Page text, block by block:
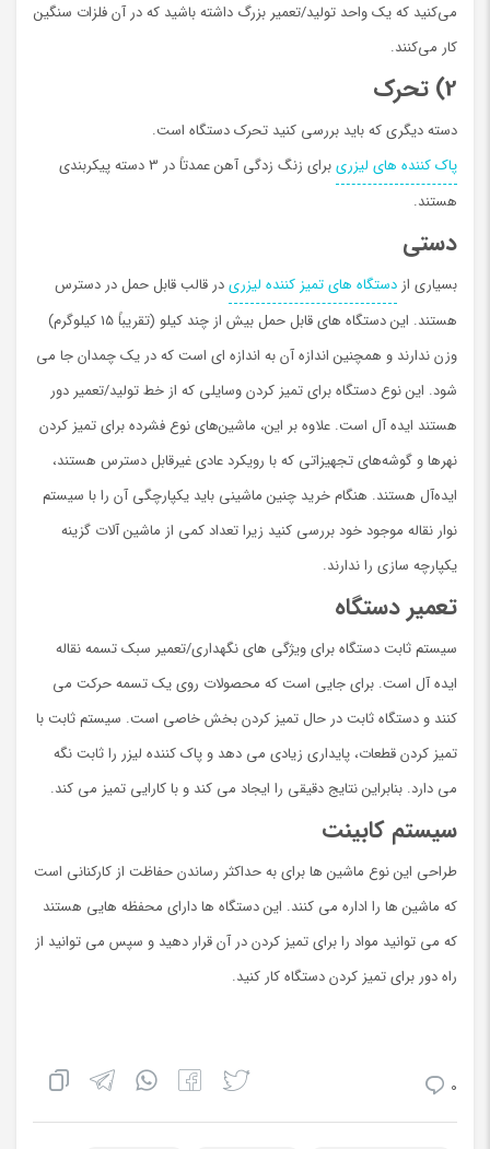
می‌کنید که یک واحد تولید/تعمیر بزرگ داشته باشید که در آن فلزات سنگین
کار می‌کنند.
2) تحرک
دسته دیگری که باید بررسی کنید تحرک دستگاه است.
پاک کننده های لیزری
برای زنگ زدگی آهن عمدتاً در 3 دسته پیکربندی
هستند.
دستی
بسیاری از دستگاه های تمیز کننده لیزریدر قالب قابل حمل در دسترس
هستند. این دستگاه های قابل حمل بیش از چند کیلو (تقریباً 15 کیلوگرم)
وزن ندارند و همچنین اندازه آن به اندازه ای است که در یک چمدان جا می
شود. این نوع دستگاه برای تمیز کردن وسایلی که از خط تولید/تعمیر دور
هستند ایده آل است. علاوه بر این، ماشین‌های نوع فشرده برای تمیز کردن
نهرها و گوشه‌های تجهیزاتی که با رویکرد عادی غیرقابل دسترس هستند،
ایده‌آل هستند. هنگام خرید چنین ماشینی باید یکپارچگی آن را با سیستم
نوار نقاله موجود خود بررسی کنید زیرا تعداد کمی از ماشین آلات گزینه
یکپارچه سازی را ندارند.
تعمیر دستگاه
سیستم ثابت دستگاه برای ویژگی های نگهداری/تعمیر سبک تسمه نقاله
ایده آل است. براي جایی است که محصولات روی یک تسمه حرکت می
کنند و دستگاه ثابت در حال تمیز کردن بخش خاصی است. سیستم ثابت با
تمیز کردن قطعات، پایداری زیادی می دهد و پاک کننده لیزر را ثابت نگه
می دارد. بنابراین نتایج دقیقی را ایجاد می کند و با کارایی تمیز می کند.
سیستم کابینت
طراحي این نوع ماشین ها برای به حداکثر رساندن حفاظت از کارکنانی است
که ماشین ها را اداره می کنند. این دستگاه ها دارای محفظه هایی هستند
که می توانید مواد را برای تمیز کردن در آن قرار دهید و سپس می توانید از
راه دور برای تمیز کردن دستگاه کار کنید.
0